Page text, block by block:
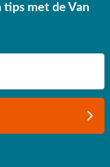
met de Van